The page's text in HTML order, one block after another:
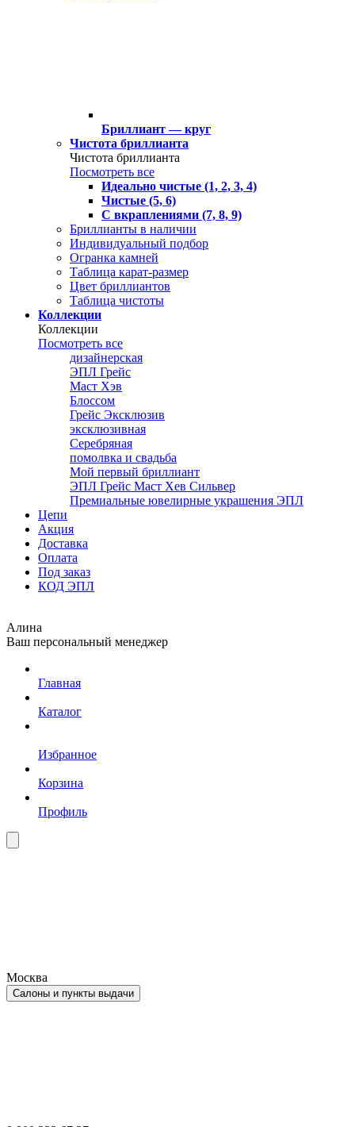
Бриллиант — круг
Чистота бриллианта
Чистота бриллианта
Посмотреть все
Идеально чистые (1, 2, 3, 4)
Чистые (5, 6)
С вкраплениями (7, 8, 9)
Бриллианты в наличии
Индивидуальный подбор
Огранка камней
Таблица карат-размер
Цвет бриллиантов
Таблица чистоты
Коллекции
Коллекции
Посмотреть все
дизайнерская
ЭПЛ Грейс
Маст Хэв
Блоссом
Грейс Эксклюзив
эксклюзивная
Серебряная
помолвка и свадьба
Мой первый бриллиант
ЭПЛ Грейс Маст Хев Сильвер
Премиальные ювелирные украшения ЭПЛ
Цепи
Акция
Доставка
Оплата
Под заказ
КОД ЭПЛ
Алина
Ваш персональный менеджер
Главная
Каталог
Избранное
Корзина
Профиль
Москва
Салоны и пункты выдачи